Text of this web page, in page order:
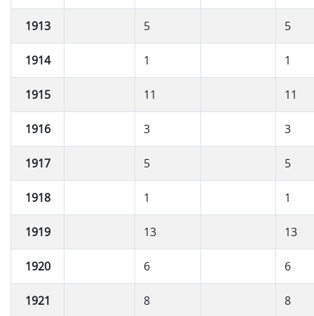
1913 5 5
1914 1 1
1915 11 11
1916 3 3
1917 5 5
1918 1 1
1919 13 13
1920 6 6
1921 8 8